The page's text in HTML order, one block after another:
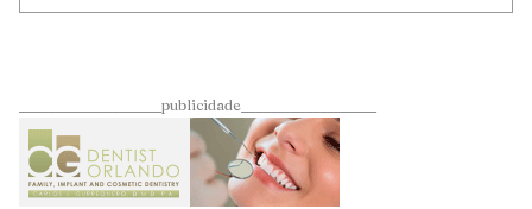
____________________publicidade___________________